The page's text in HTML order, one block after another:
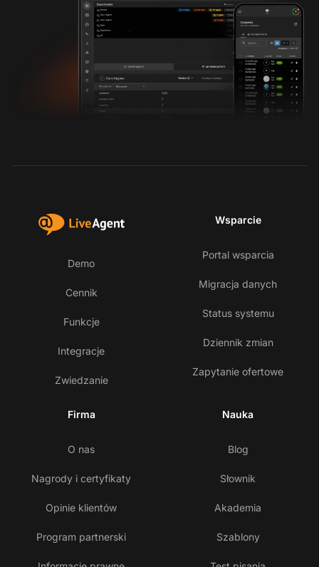
Demo
Cennik
Funkcje
Integracje
Zwiedzanie
Wsparcie
Portal wsparcia
Migracja danych
Status systemu
Dziennik zmian
Zapytanie ofertowe
Firma
O nas
Nagrody i certyfikaty
Opinie klientów
Program partnerski
Nauka
Blog
Słownik
Akademia
Szablony